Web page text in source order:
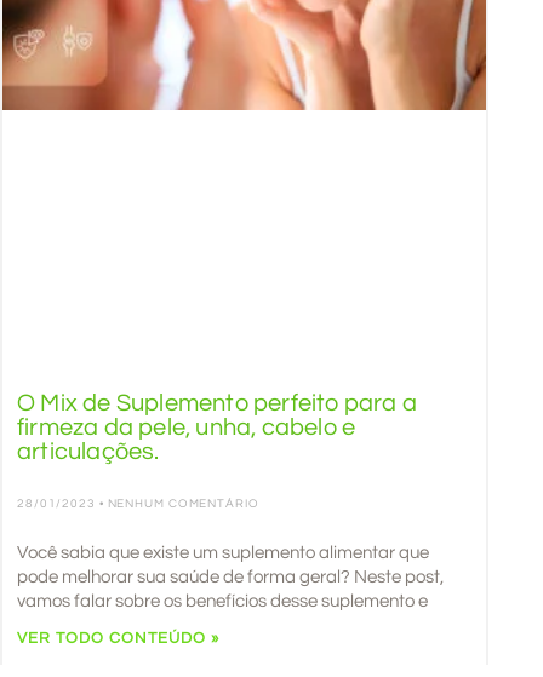
O Mix de Suplemento perfeito para a
firmeza da pele, unha, cabelo e
articulações.
28/01/2023 NENHUM COMENTÁRIO
Você sabia que existe um suplemento alimentar que
pode melhorar sua saúde de forma geral? Neste post,
vamos falar sobre os benefícios desse suplemento e
VER TODO CONTEÚDO »